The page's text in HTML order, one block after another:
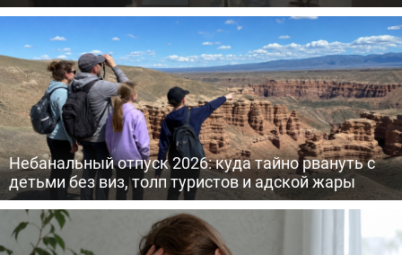
Небанальный отпуск 2026: куда тайно рвануть с
детьми без виз, толп туристов и адской жары